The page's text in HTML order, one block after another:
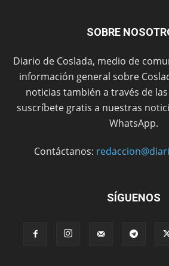
SOBRE
Diario de Coslada, medio de
información general sobre
noticias también a través de
suscríbete gratis a nuestras
WhatsApp.
Contáctanos:
SÍGUENOS